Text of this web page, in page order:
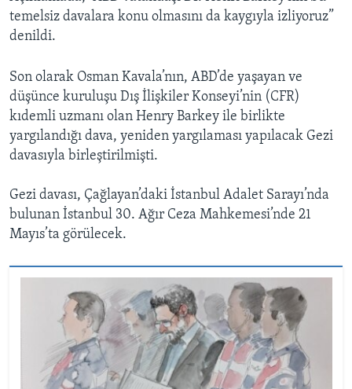
temelsiz davalara konu olmasını da kaygıyla izliyoruz”
denildi.
Son olarak Osman Kavala’nın, ABD’de yaşayan ve
düşünce kuruluşu Dış İlişkiler Konseyi’nin (CFR)
kıdemli uzmanı olan Henry Barkey ile birlikte
yargılandığı dava, yeniden yargılaması yapılacak Gezi
davasıyla birleştirilmişti.
Gezi davası, Çağlayan’daki İstanbul Adalet Sarayı’nda
bulunan İstanbul 30. Ağır Ceza Mahkemesi’nde 21
Mayıs’ta görülecek.